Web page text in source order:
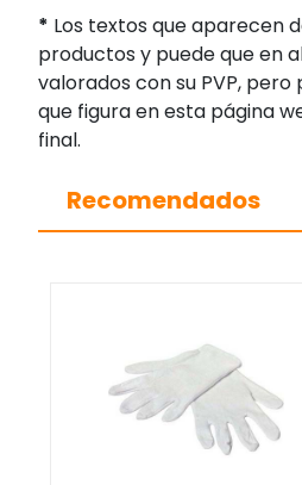
* Los textos que aparecen
productos y puede que en
valorados con su PVP,
que figura en esta página
final.
Recomendados